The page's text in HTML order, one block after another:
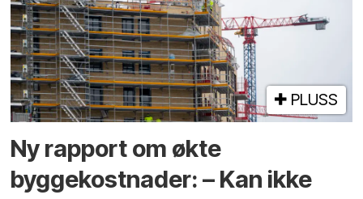
PLUSS
Ny rapport om økte
byggekostnader: – Kan ikke